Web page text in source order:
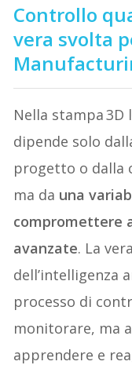
Controllo
vera svolta
Nella stampa
dipende solo
progetto o dalla
ma da una
compromettere
avanzate. La
dell’intelligenza
processo di
monitorare, ma
apprendere e